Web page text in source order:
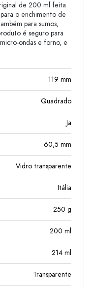
de 200 ml feita
o enchimento de
para sumos,
é seguro para
ondas e forno, e
119 mm
Quadrado
Ja
60,5 mm
Vidro transparente
Itália
250 g
200 ml
214 ml
Transparente